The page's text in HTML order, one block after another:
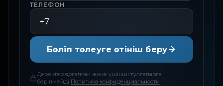
ТЕЛЕФОН
Бөліп төлеуге өтініш беру
Деректер қорғалған және үшінші тұлғаларға
берілмейді Политика конфиденциальности